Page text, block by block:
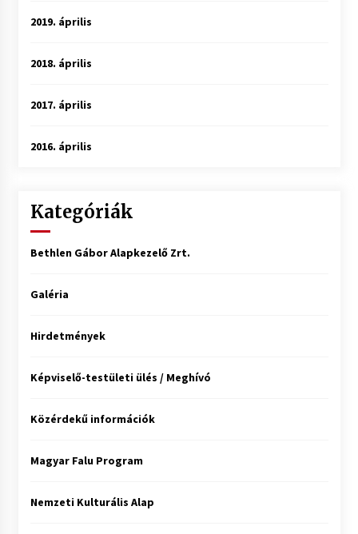
2019. április
2018. április
2017. április
2016. április
Kategóriák
Bethlen Gábor Alapkezelő Zrt.
Galéria
Hirdetmények
Képviselő-testületi ülés / Meghívó
Közérdekű információk
Magyar Falu Program
Nemzeti Kulturális Alap